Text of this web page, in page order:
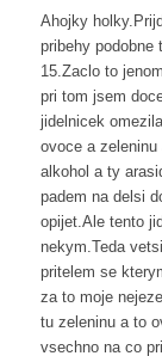
Ahojky
pribehy podobne
15.Zaclo to
pri tom jsem
jidelnicek
ovoce a
alkohol a ty
padem na delsi
opijet.Ale tento
nekym.Teda
pritelem se
za to moje
tu zeleninu a to
vsechno na co